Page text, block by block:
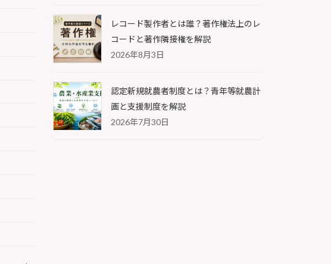
レコード製作者とは誰？著作権法上のレ
コードと著作隣接権を解説
2026年8月3日
認定新規就農者制度とは？青年等就農計
画と支援制度を解説
2026年7月30日